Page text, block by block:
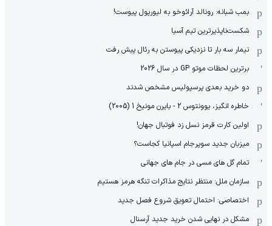
بمب شبانه: رونالد آرائوخو به لیورپول پیوست!
شکست‌ناپذیرترین تیم آسیا
نیمار سه بار تا نزدیکی پیوستن به رئال پیش رفت
برترین لحظات موتو GP در سال 2026
دو خرید بعدی پرسپولیس مشخص شدند
خاطره انگیز، یوونتوس 2 - بایرن مونیخ 1 (2005)
اولین کارت قرمز نسل زد فوتبال جهان!
میزبان جدید سوپرجام اسپانیا کجاست؟
تمام گل های مسی در جام های جهانی
سازمان ملل: منتظر نتایج مذاکرات تنگه هرمز هستیم
اختصاصی: احتمال تعویق شروع فصل جدید
مشکل در نهایی شدن خرید جدید آرسنال